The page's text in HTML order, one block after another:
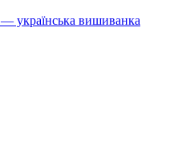
українська вишиванка